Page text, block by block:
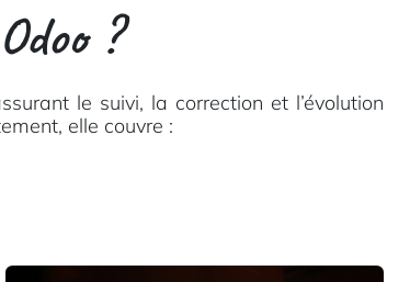
?
le suivi, la correction et l’évolution
elle couvre :